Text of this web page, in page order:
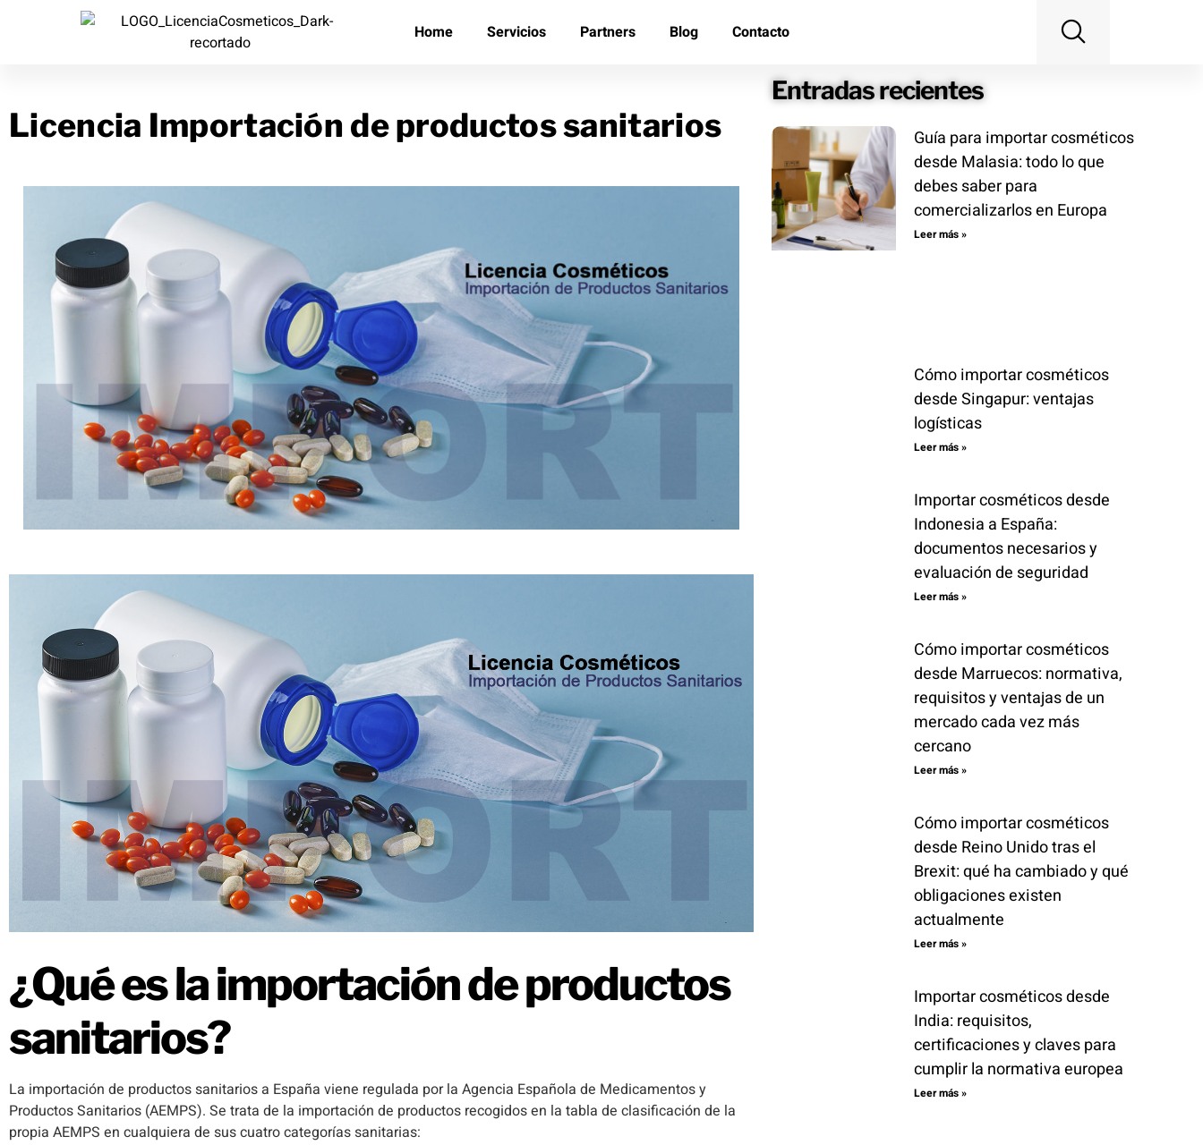
Home Servicios Partners Blog Contacto
Licencia Importación de productos sanitarios
¿Qué es la importación de productos
sanitarios?
La importación de productos sanitarios a España viene regulada por la Agencia Española de Medicamentos y
Productos Sanitarios (AEMPS). Se trata de la importación de productos recogidos en la tabla de clasificación de la
propia AEMPS en cualquiera de sus cuatro categorías sanitarias:
Entradas recientes
Guía para importar cosméticos
desde Malasia: todo lo que
debes saber para
comercializarlos en Europa
Leer más »
Cómo importar cosméticos
desde Singapur: ventajas
logísticas
Leer más »
Importar cosméticos desde
Indonesia a España:
documentos necesarios y
evaluación de seguridad
Leer más »
Cómo importar cosméticos
desde Marruecos: normativa,
requisitos y ventajas de un
mercado cada vez más
cercano
Leer más »
Cómo importar cosméticos
desde Reino Unido tras el
Brexit: qué ha cambiado y qué
obligaciones existen
actualmente
Leer más »
Importar cosméticos desde
India: requisitos,
certificaciones y claves para
cumplir la normativa europea
Leer más »